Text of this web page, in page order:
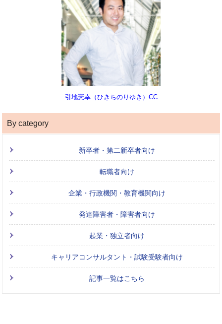
引地憲幸（ひきちのりゆき）CC
By category
新卒者・第二新卒者向け
転職者向け
企業・行政機関・教育機関向け
発達障害者・障害者向け
起業・独立者向け
キャリアコンサルタント・試験受験者向け
記事一覧はこちら